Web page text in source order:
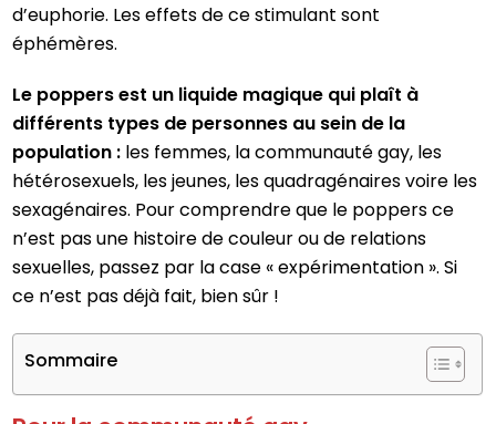
d’euphorie. Les effets de ce stimulant sont
éphémères.
Le poppers est un liquide magique qui plaît à
différents types de personnes au sein de la
population : les femmes, la communauté gay, les
hétérosexuels, les jeunes, les quadragénaires voire les
sexagénaires. Pour comprendre que le poppers ce
n’est pas une histoire de couleur ou de relations
sexuelles, passez par la case « expérimentation ». Si
ce n’est pas déjà fait, bien sûr !
Sommaire